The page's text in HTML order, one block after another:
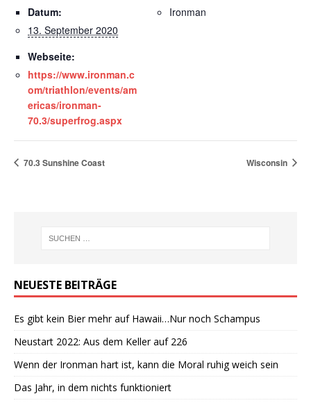
Datum:
13. September 2020
Webseite:
https://www.ironman.c
om/triathlon/events/am
ericas/ironman-
70.3/superfrog.aspx
Ironman
70.3 Sunshine Coast Wisconsin
NEUESTE BEITRÄGE
Es gibt kein Bier mehr auf Hawaii…Nur noch Schampus
Neustart 2022: Aus dem Keller auf 226
Wenn der Ironman hart ist, kann die Moral ruhig weich sein
Das Jahr, in dem nichts funktioniert